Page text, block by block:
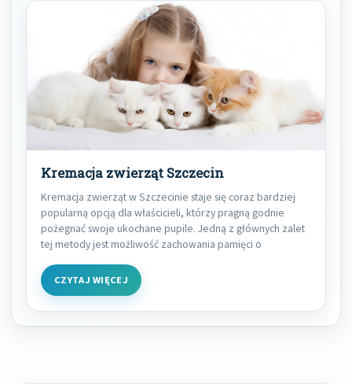
Kremacja zwierząt Szczecin
Kremacja zwierząt w Szczecinie staje się coraz bardziej
popularną opcją dla właścicieli, którzy pragną godnie
pożegnać swoje ukochane pupile. Jedną z głównych zalet
tej metody jest możliwość zachowania pamięci o
CZYTAJ WIĘCEJ